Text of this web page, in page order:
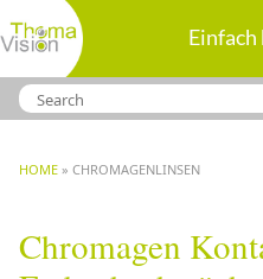
Direkt
zum
Inhalt
Einfach
HOME CHROMAGENLINSEN
Chromagen